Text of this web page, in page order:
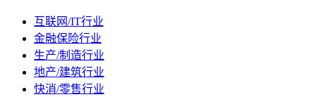
互联网/IT行业
金融保险行业
生产/制造行业
地产/建筑行业
快消/零售行业